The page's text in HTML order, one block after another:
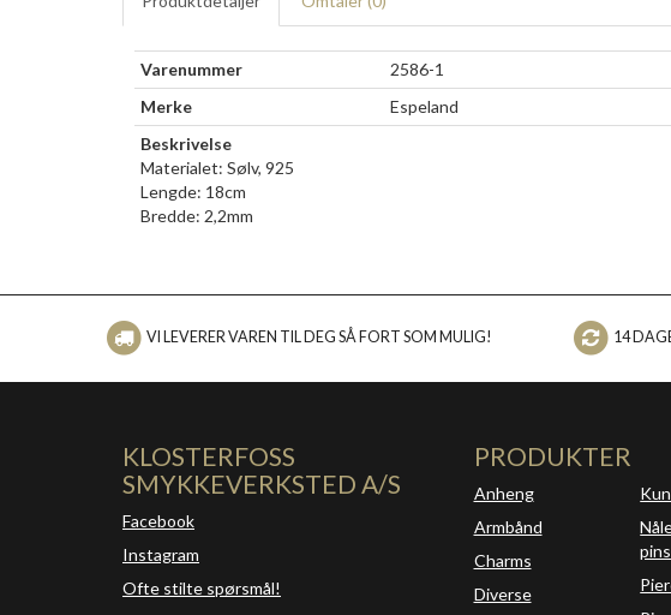
Varenummer
2586-1
Merke
Espeland
Beskrivelse
Materialet: Sølv, 925
Lengde: 18cm
Bredde: 2,2mm
VI LEVERER VAREN TIL DEG SÅ FORT SOM MULIG! 14
KLOSTERFOSS
SMYKKEVERKSTED A/S
Facebook
Instagram
Ofte stilte spørsmål!
PRODUKTER
Anheng
Armbånd
Charms
Diverse
pins